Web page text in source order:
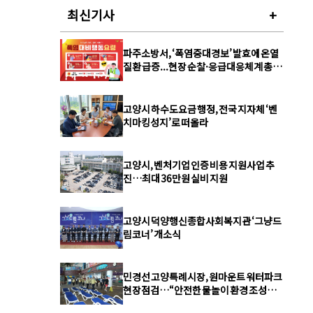
최신기사 +
파주소방서, ‘폭염중대경보’ 발효에 온열
질환 급증...현장 순찰·응급대응체계 총력
고양시 하수도요금 행정, 전국 지자체 ‘벤
치마킹성지’로 떠올라
고양시, 벤처기업 인증 비용 지원사업 추
진…최대 36만원 실비 지원
고양시 덕양행신종합사회복지관 ‘그냥드
림코너’ 개소식
민경선 고양특례시장, 원마운트 워터파크
현장점검…“안전한 물놀이 환경 조성에